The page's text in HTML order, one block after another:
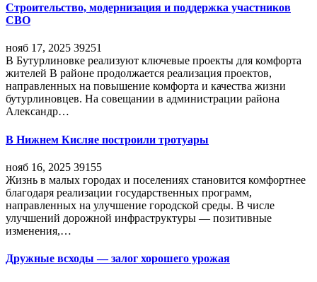
Строительство, модернизация и поддержка участников
СВО
нояб 17, 2025 39251
В Бутурлиновке реализуют ключевые проекты для комфорта
жителей В районе продолжается реализация проектов,
направленных на повышение комфорта и качества жизни
бутурлиновцев. На совещании в администрации района
Александр…
В Нижнем Кисляе построили тротуары
нояб 16, 2025 39155
Жизнь в малых городах и поселениях становится комфортнее
благодаря реализации государственных программ,
направленных на улучшение городской среды. В числе
улучшений дорожной инфраструктуры — позитивные
изменения,…
Дружные всходы — залог хорошего урожая